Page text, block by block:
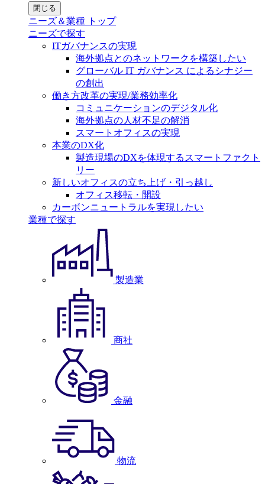
閉じる
ニーズ＆業種 トップ
ニーズで探す
ITガバナンスの実現
海外拠点とのネットワークを構築したい
グローバル IT ガバナンス によるシナジー
の創出
働き方改革の実現/業務効率化
コミュニケーションのデジタル化
海外拠点の人材不足の解消
スマートオフィスの実現
本業のDX化
製造現場のDXを体現するスマートファクト
リー
新しいオフィスの立ち上げ・引っ越し
オフィス移転・開設
カーボンニュートラルを実現したい
業種で探す
製造業
商社
金融
物流